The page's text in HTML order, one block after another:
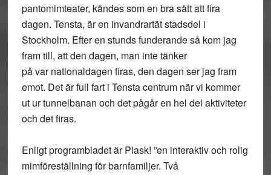
pantomimteater, kändes som en bra sätt att fira
dagen. Tensta, är en invandrartät stadsdel i
Stockholm. Efter en stunds funderande så kom jag
fram till, att den dagen, man inte tänker
på var nationaldagen firas, den dagen ser jag fram
emot. Det är full fart i Tensta centrum när vi kommer
ut ur tunnelbanan och det pågår en hel del aktiviteter
och det firas.
Enligt programbladet är Plask! ”en interaktiv och rolig
mimföreställning för barnfamiljer. Två